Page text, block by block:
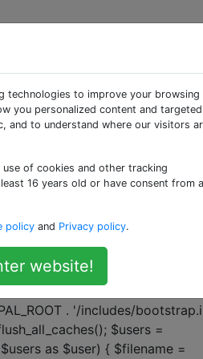
a studiare Drupal 7. Durante
hook e bootstrap mi hanno
e alcuni documenti su
. '/includes/
$users =
as $user) { $filename =
technologies to improve your browsing
you personalized content and targeted
and to understand where our visitors
of cookies and other tracking
16 years old or have consent from a
policy and Privacy policy.
website!